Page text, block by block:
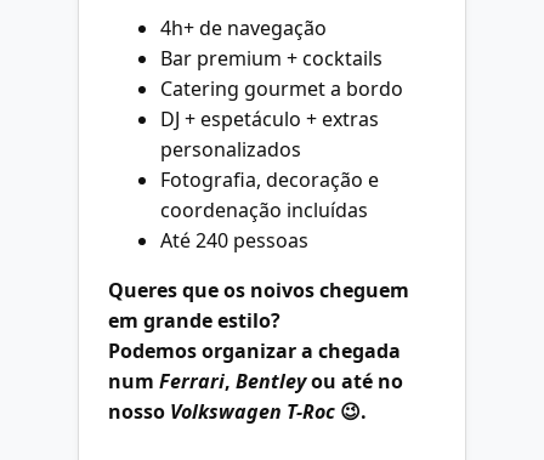
4h+ de navegação
Bar premium + cocktails
Catering gourmet a bordo
DJ + espetáculo + extras
personalizados
Fotografia, decoração e
coordenação incluídas
Até 240 pessoas
Queres que os noivos cheguem
em grande estilo?
Podemos organizar a chegada
num Ferrari, Bentleyou até no
nosso Volkswagen T-Roc 😉.